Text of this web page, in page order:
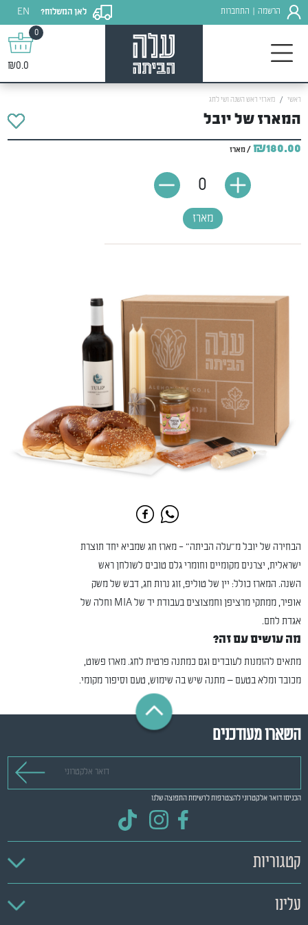
הרשמה התחברות לאן המשלוח?
EN
0
₪0.0
ראשי מארזי ראש השנה ושי לחג
המארז של יובל
₪180.00 / מארז
מארז
0
הבחירה של יובל מ"עלה הביתה" – מארז חג שמביא יחד תוצרת
ישראלית, יצרנים מקומיים וחומרי גלם טובים לשולחן ראש
השנה. המארז כולל: יין של טוליפ, זוג נרות חג, דבש של משק
אופיר, ממתקי מרציפן וחמצוצים בעבודת יד של MIA וחלה של
אגדת לחם.
מה עושים עם זה?
מתאים להזמנות לעובדים וגם כמתנה פרטית לחג. מארז פשוט,
מכובד ומלא בטעם — מתנה שיש בה שימוש, טעם וסיפור מקומי.
השארו מעודכנים
הכניסו דואר אלקטרוני להצטרפות לרשימת התפוצה שלנו
קטגוריות
עלינו